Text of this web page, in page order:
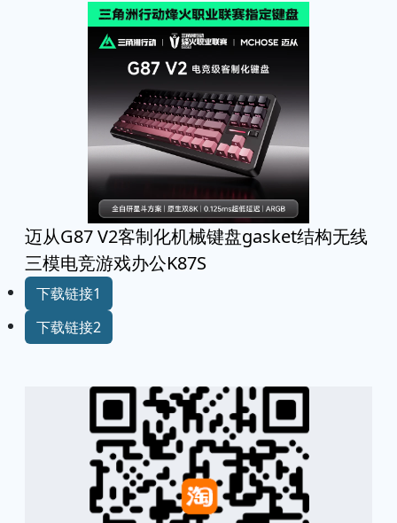
迈从G87 V2客制化机械键盘gasket结构无线
三模电竞游戏办公K87S
下载链接1
下载链接2